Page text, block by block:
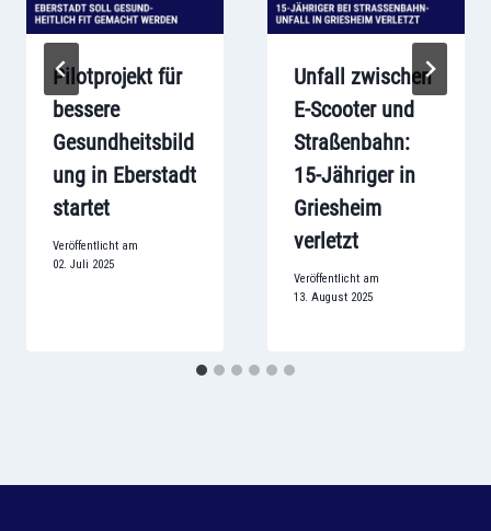
Pilotprojekt für
bessere
Gesundheitsbild
ung in Eberstadt
startet
Veröffentlicht am
02. Juli 2025
Unfall zwischen
E-Scooter und
Straßenbahn:
15-Jähriger in
Griesheim
verletzt
Veröffentlicht am
13. August 2025